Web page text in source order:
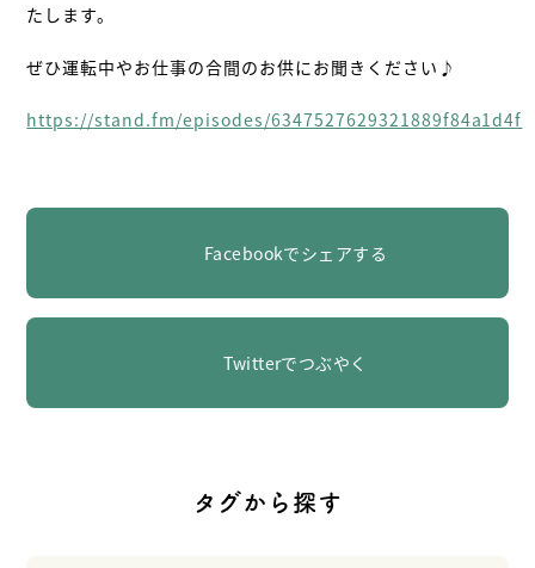
たします。
ぜひ運転中やお仕事の合間のお供にお聞きください♪
https://stand.fm/episodes/6347527629321889f84a1d4f
Facebookでシェアする
Twitterでつぶやく
タグから探す